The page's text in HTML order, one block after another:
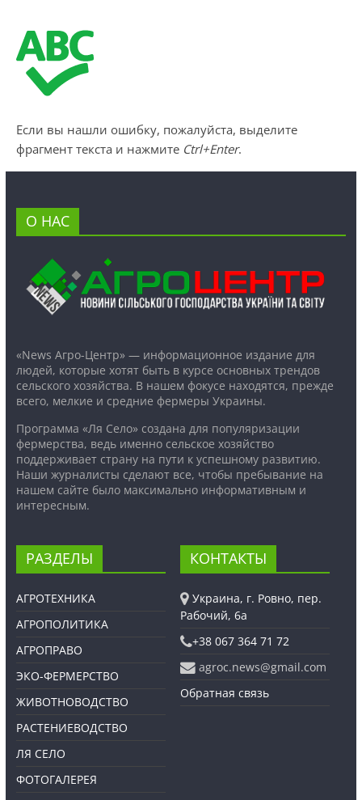
Если вы нашли ошибку, пожалуйста, выделите
фрагмент текста и нажмите Ctrl+Enter.
О НАС
«News Агро-Центр» — информационное издание для
людей, которые хотят быть в курсе основных трендов
сельского хозяйства. В нашем фокусе находятся, прежде
всего, мелкие и средние фермеры Украины.
Программа «Ля Село» создана для популяризации
фермерства, ведь именно сельское хозяйство
поддерживает страну на пути к успешному развитию.
Наши журналисты сделают все, чтобы пребывание на
нашем сайте было максимально информативным и
интересным.
РАЗДЕЛЫ
АГРОТЕХНИКА
АГРОПОЛИТИКА
АГРОПРАВО
ЭКО-ФЕРМЕРСТВО
ЖИВОТНОВОДСТВО
РАСТЕНИЕВОДСТВО
ЛЯ СЕЛО
ФОТОГАЛЕРЕЯ
КОНТАКТЫ
Украина, г. Ровно, пер.
Рабочий, 6а
+38 067 364 71 72
agroc.news@gmail.com
Обратная связь